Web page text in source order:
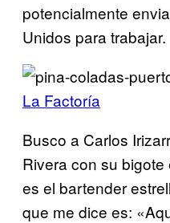
potencialmente
Unidos para trabajar.
La Factoría
Busco a Carlos
Rivera con su bigote
es el bartender
que me dice es: